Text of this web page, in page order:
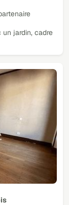
un jardin, cadre